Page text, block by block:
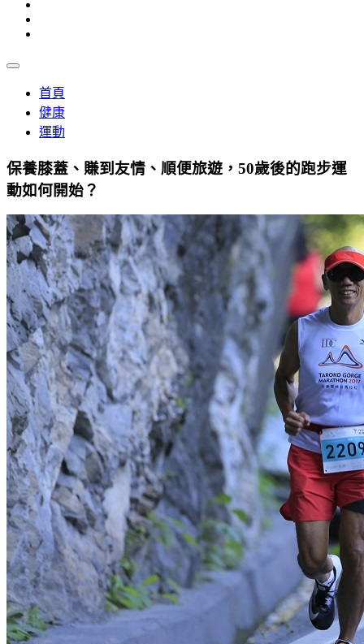
首頁
健康
運動
保養膝蓋、賺到友情、順便旅遊，50歲後的跑步運
動如何開始？